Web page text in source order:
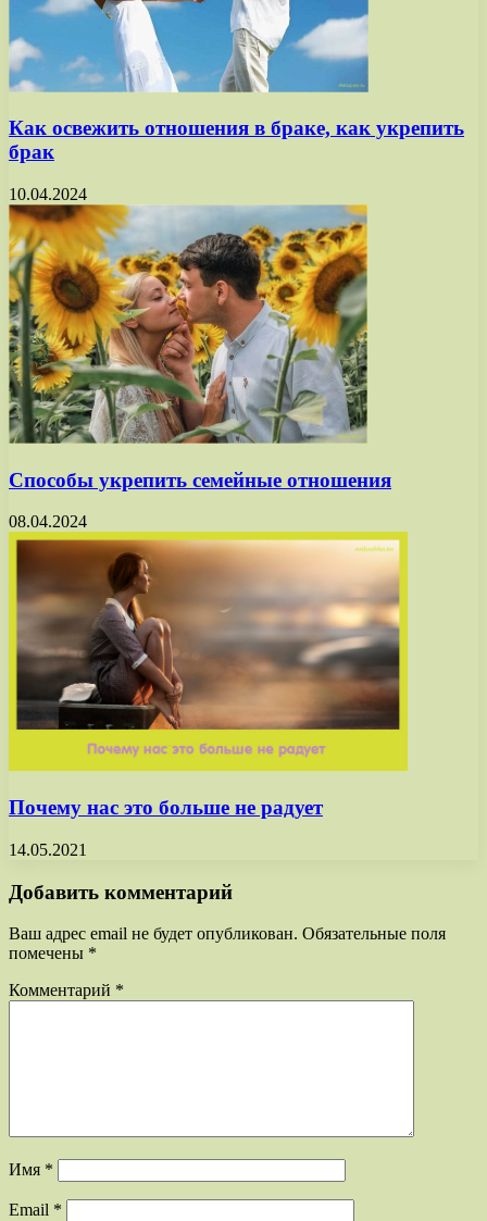
Как освежить отношения в браке, как укрепить
брак
10.04.2024
Способы укрепить семейные отношения
08.04.2024
Почему нас это больше не радует
14.05.2021
Добавить комментарий
Ваш адрес email не будет опубликован. Обязательные поля
помечены *
Комментарий *
Имя *
Email *